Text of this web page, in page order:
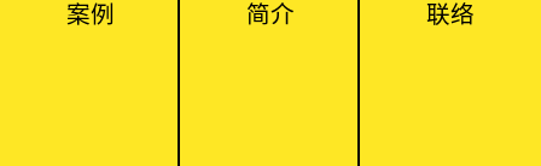
案例 简介 联络